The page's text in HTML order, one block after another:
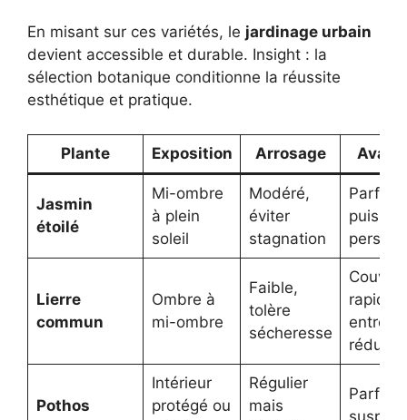
En misant sur ces variétés, le jardinage urbain
devient accessible et durable. Insight : la
sélection botanique conditionne la réussite
esthétique et pratique.
Plante Exposition Arrosage
Jasmin
étoilé
Mi-ombre
à plein
soleil
Modéré,
éviter
stagnation
Parfum
Lierre
commun
Ombre à
mi-ombre
Faible,
tolère
sécheresse
rapide,
réduit
Pothos
Intérieur
protégé ou
Régulier
mais
Parfait